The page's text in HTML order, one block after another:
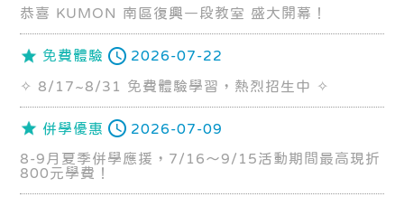
恭喜 KUMON 南區復興一段教室 盛大開幕！
免費體驗 2026-07-22
✧ 8/17~8/31 免費體驗學習，熱烈招生中 ✧
併學優惠 2026-07-09
8-9月夏季併學應援，7/16～9/15活動期間最高現折
800元學費！